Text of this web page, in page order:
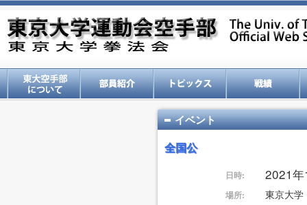
イベント
全国公
日時: 2021
場所: 東京大学